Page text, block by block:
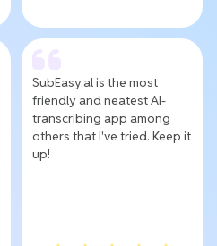
SubEasy.al is the most
friendly and neatest AI-
transcribing app among
others that I've tried. Keep it
up!